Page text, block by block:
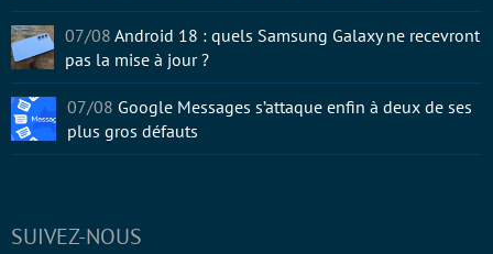
SUIVEZ-NOUS
07/08 Android 18 : quels Samsung Galaxy ne recevront
pas la mise à jour ?
07/08 Google Messages s’attaque enfin à deux de ses
plus gros défauts